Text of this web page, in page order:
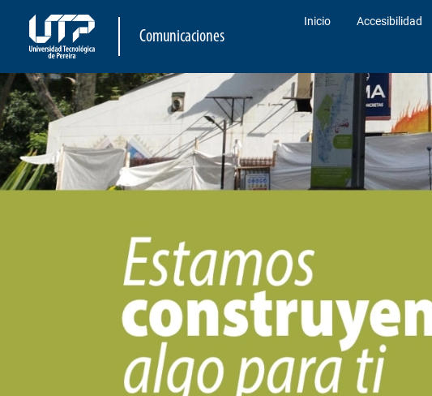
Comunicaciones
Inicio Accesibilidad